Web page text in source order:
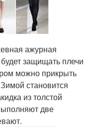
ажурная
защищать плечи
можно прикрыть
становится
из толстой
две